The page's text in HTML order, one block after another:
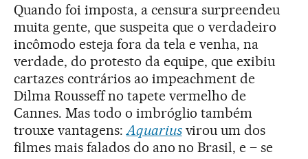
Quando foi imposta, a censura surpreendeu
muita gente, que suspeita que o verdadeiro
incômodo esteja fora da tela e venha, na
verdade, do protesto da equipe, que exibiu
cartazes contrários ao impeachment de
Dilma Rousseff no tapete vermelho de
Cannes. Mas todo o imbróglio também
trouxe vantagens: Aquariusvirou um dos
filmes mais falados do ano no Brasil, e – se